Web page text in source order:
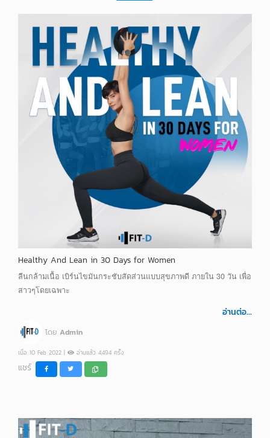
Healthy And Lean in 30 Days for Women
ลีนกล้ามเนื้อ เบิร์นไขมันกระชับสัดส่วนแบบสุขภาพดี ภายใน 30 วัน เพื่อ
สาวๆโดยเฉพาะ
อ่านต่อ...
โดย Admin
เมื่อ 10 Feb 2022 | อ่านแล้ว 4,494 ครั้ง
แชร์